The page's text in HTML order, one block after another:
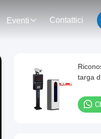
Eventi Contattici
targa